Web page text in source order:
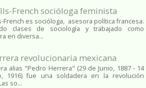
French socióloga feminista
French es socióloga, asesora política francesa.
clases de sociología y trabajado como
en diversa...
revolucionaria mexicana
alias "Pedro Herrera" (29 de Junio, 1887 - 14
1916) fue una soldadera en la revolución
so...